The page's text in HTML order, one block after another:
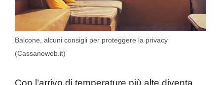
Balcone, alcuni consigli per proteggere la privacy
(Cassanoweb.it)